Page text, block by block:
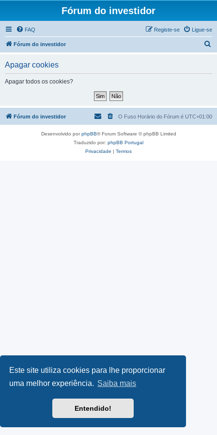
Este site utiliza cookies para lhe proporcionar
uma melhor experiência. Saiba mais
Entendido!
Fórum do investidor
FAQ Ligue-se
Registe-se
Fórum do investidor
a
Apagar cookies
Apagar todos os cookies?
Fórum do investidor O Fuso Horário do Fórum é UTC+01:00
Desenvolvido porphpBB® Forum Software © phpBB Limited
Traduzido por: phpBB Portugal
Privacidade | Termos